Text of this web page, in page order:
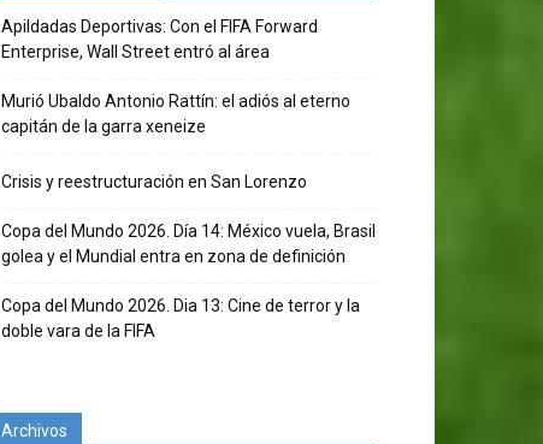
Apildadas Deportivas: Con el FIFA Forward
Enterprise, Wall Street entró al área
Murió Ubaldo Antonio Rattín: el adiós al eterno
capitán de la garra xeneize
Crisis y reestructuración en San Lorenzo
Copa del Mundo 2026. Día 14: México vuela, Brasil
golea y el Mundial entra en zona de definición
Copa del Mundo 2026. Dia 13: Cine de terror y la
doble vara de la FIFA
Archivos